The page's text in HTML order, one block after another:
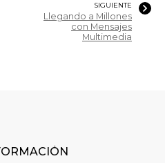
SIGUIENTE
Llegando a Millones
con Mensajes
Multimedia